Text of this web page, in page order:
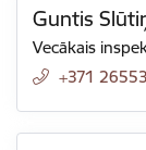
Guntis
Vecākais
+371